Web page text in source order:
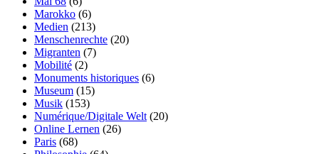
Marokko (6)
Medien (213)
Menschenrechte (20)
Migranten (7)
Mobilité (2)
Monuments historiques (6)
Museum (15)
Musik (153)
Numérique/Digitale Welt (20)
Online Lernen (26)
Paris (68)